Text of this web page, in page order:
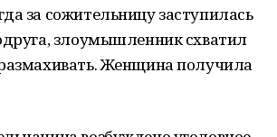
за сожительницу заступилась
злоумышленник схватил
Женщина получила